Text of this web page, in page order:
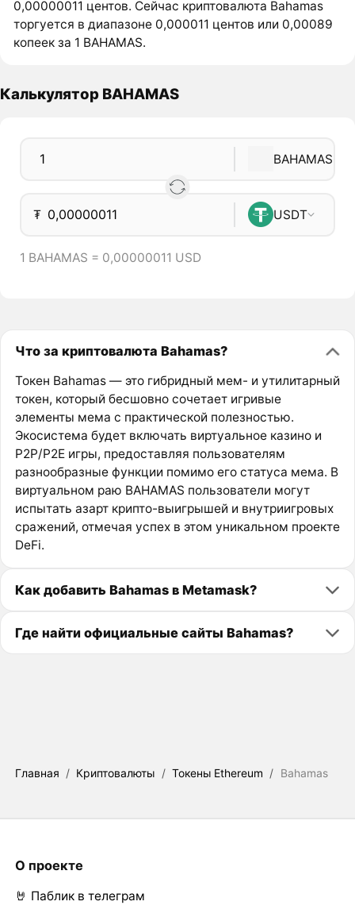
0,00000011 центов. Сейчас криптовалюта Bahamas
торгуется в диапазоне 0,000011 центов или 0,00089
копеек за 1 BAHAMAS.
Калькулятор BAHAMAS
BAHAMAS
₮ USDT
1 BAHAMAS = 0,00000011 USD
Что за криптовалюта Bahamas?
Токен Bahamas — это гибридный мем- и утилитарный
токен, который бесшовно сочетает игривые
элементы мема с практической полезностью.
Экосистема будет включать виртуальное казино и
P2P/P2E игры, предоставляя пользователям
разнообразные функции помимо его статуса мема. В
виртуальном раю BAHAMAS пользователи могут
испытать азарт крипто-выигрышей и внутриигровых
сражений, отмечая успех в этом уникальном проекте
DeFi.
Как добавить Bahamas в Metamask?
Где найти официальные сайты Bahamas?
Главная / Криптовалюты / Токены Ethereum / Bahamas
О проекте
🤘 Паблик в телеграм